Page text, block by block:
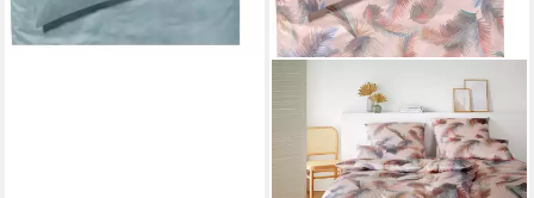
ELEGANTE
Bettwäsche Copacabana,
Satin, 2 teilig, angenehmes
Hautgefühl
149,00 €